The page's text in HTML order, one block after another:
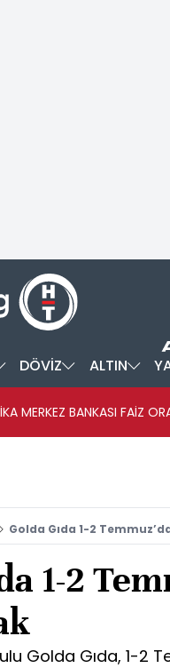
DÖVİZ ALTIN
MERKEZ BANKASI FAİZ
Golda Gıda 1-2
1-2
Golda Gıda, 1-2